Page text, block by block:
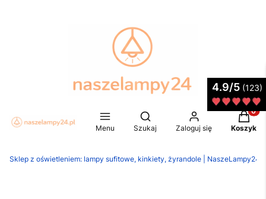
Menu
Otwórz wyszukiwarkę
Szukaj Zaloguj się Koszyk
Sklep z oświetleniem: lampy sufitowe, kinkiety, żyrandole |
4.9/5 (123)